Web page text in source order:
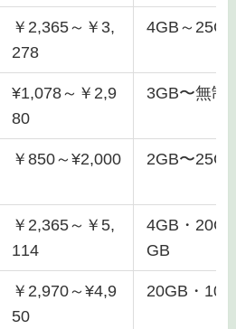
￥2,365～￥3,
278
4GB～25GB
¥1,078～￥2,9
80
3GB〜無制
￥850～¥2,000 2GB〜25GB
￥2,365～￥5,
114
4GB・
GB
￥2,970～¥4,9
50
20GB・